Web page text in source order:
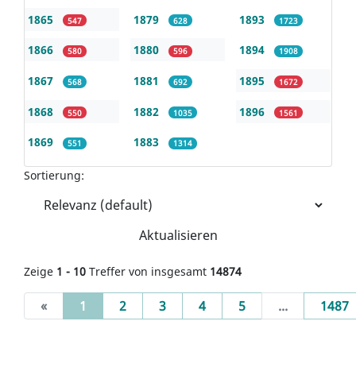
1865 547
1866 580
1867 568
1868 550
1869 551
1879 628
1880 596
1881 692
1882 1035
1883 1314
1893 1723
1894 1908
1895 1672
1896 1561
Sortierung:
Aktualisieren
Zeige 1 - 10 Treffer von insgesamt 14874
« 1 (current)
2 3 4 5 ... 1487